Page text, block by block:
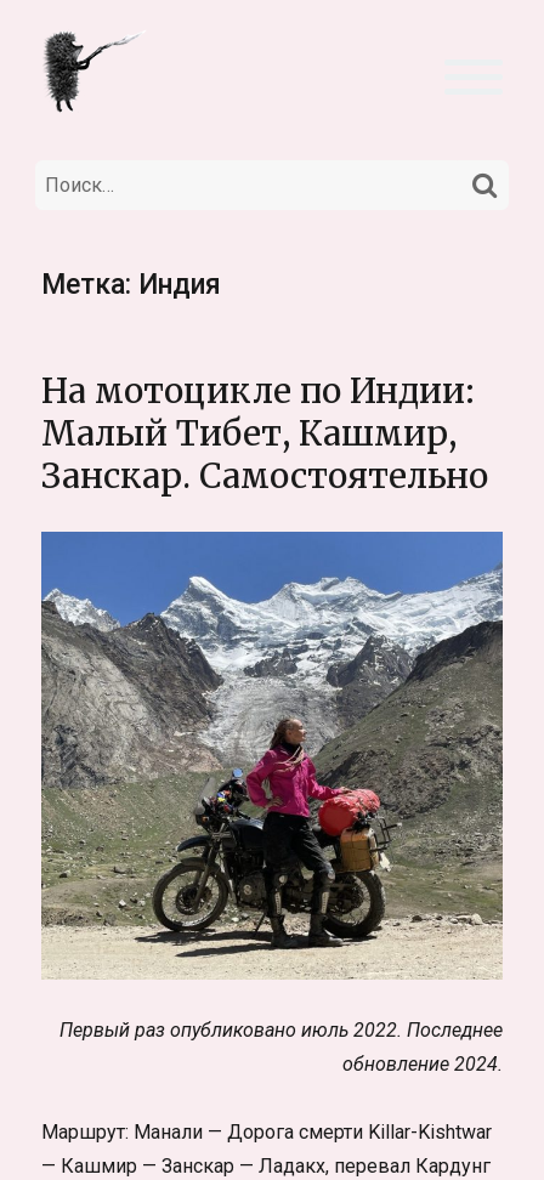
Искать:
Метка: Индия
На мотоцикле по Индии:
Малый Тибет, Кашмир,
Занскар. Самостоятельно
Первый раз опубликовано июль 2022. Последнее
обновление 2024.
Маршрут: Манали — Дорога смерти Killar-Kishtwar
— Кашмир — Занскар — Ладакх, перевал Кардунг